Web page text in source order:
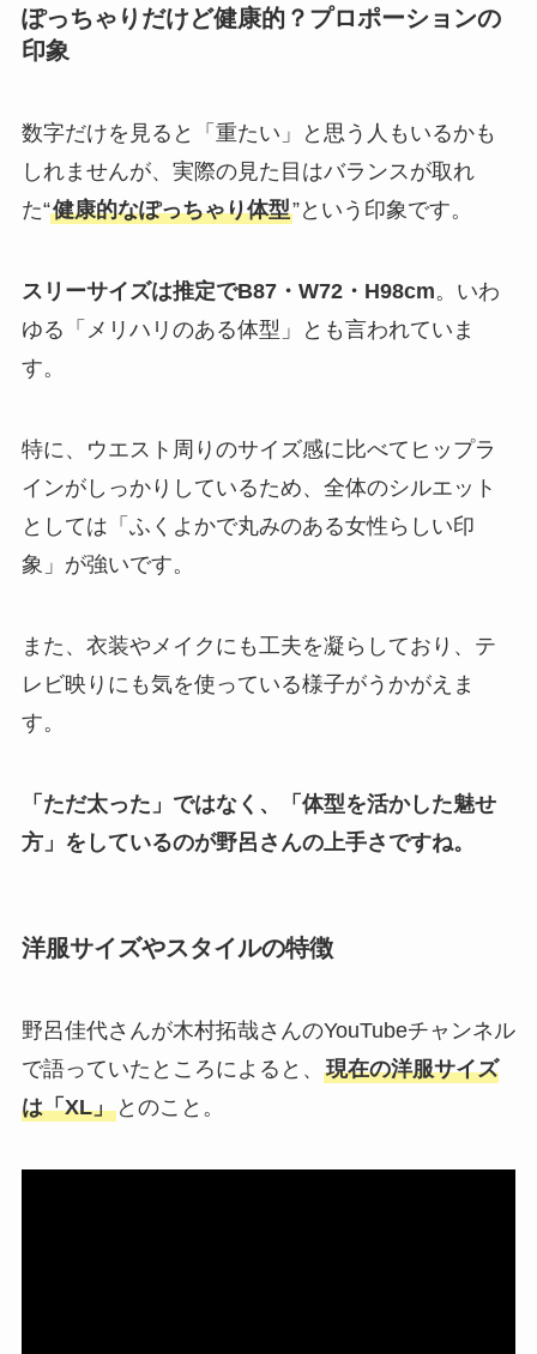
ぽっちゃりだけど健康的？プロポーションの
印象
数字だけを見ると「重たい」と思う人もいるかも
しれませんが、実際の見た目はバランスが取れ
た“健康的なぽっちゃり体型”という印象です。
スリーサイズは推定でB87・W72・H98cm。いわ
ゆる「メリハリのある体型」とも言われていま
す。
特に、ウエスト周りのサイズ感に比べてヒップラ
インがしっかりしているため、全体のシルエット
としては「ふくよかで丸みのある女性らしい印
象」が強いです。
また、衣装やメイクにも工夫を凝らしており、テ
レビ映りにも気を使っている様子がうかがえま
す。
「ただ太った」ではなく、「体型を活かした魅せ
方」をしているのが野呂さんの上手さですね。
洋服サイズやスタイルの特徴
野呂佳代さんが木村拓哉さんのYouTubeチャンネル
で語っていたところによると、 現在の洋服サイズ
は「XL」とのこと。